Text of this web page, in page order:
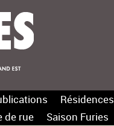
Résidences
de rue
Saison Furies